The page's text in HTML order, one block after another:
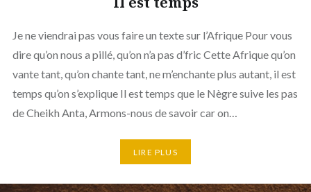
Je ne viendrai pas vous faire un texte sur l’Afrique Pour vous
dire qu’on nous a pillé, qu’on n’a pas d’fric Cette Afrique qu’on
vante tant, qu’on chante tant, ne m’enchante plus autant, il est
temps qu’on s’explique Il est temps que le Nègre suive les pas
de Cheikh Anta, Armons-nous de savoir car on…
LIRE PLUS